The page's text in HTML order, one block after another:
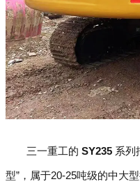
三一重工的 SY235 系列
型”，属于20-25吨级的中大